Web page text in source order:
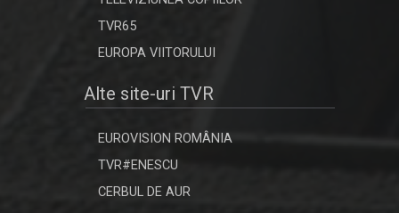
să le ...
Oameni obişnuiţi şi personalităţi
publice care ...
REȚEAUA DE IDOLI
O emisiune dedicată tuturor celor
TVR65
EUROPA VIITORULUI
Alte site-uri TVR
EUROVISION ROMÂNIA
TVR#ENESCU
CERBUL DE AUR